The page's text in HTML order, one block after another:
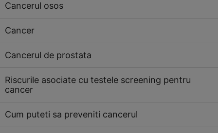
Cancerul osos
Cancer
Cancerul de prostata
Riscurile asociate cu testele screening pentru
cancer
Cum puteti sa preveniti cancerul